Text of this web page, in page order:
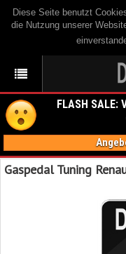
Diese Seite benutzt
die Nutzung unserer
FLASH SALE:
Gaspedal Tuning